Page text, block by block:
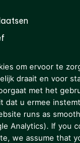
Molen EIS
om ervoor te
draait en voor
met het
dat u ermee
runs as
Analytics). If you
we assume that